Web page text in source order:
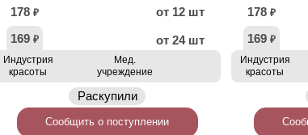
178 ₽
от 12 шт
169 ₽ от 24 шт
Индустрия
красоты
Мед.
учреждение
Раскупили
Сообщить о поступлении
178 ₽
169 ₽
Индустрия
красоты